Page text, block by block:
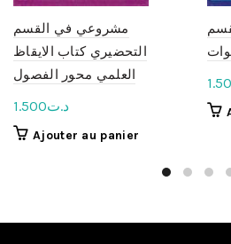
مشروعي في القسم
التحضيري كتاب الايقاظ
العلمي محور الفصول
د.ت1.500
Ajouter au panier